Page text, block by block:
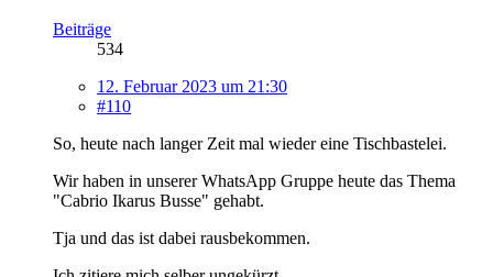
Beiträge
534
12. Februar 2023 um 21:30
#110
So, heute nach langer Zeit mal wieder eine Tischbastelei.
Wir haben in unserer WhatsApp Gruppe heute das Thema
"Cabrio Ikarus Busse" gehabt.
Tja und das ist dabei rausbekommen.